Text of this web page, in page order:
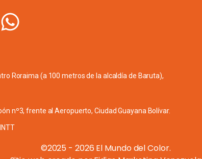
Roraima (a 100 metros de la alcaldía de Baruta),
nº3, frente al Aeropuerto, Ciudad Guayana Bolívar.
©2025 - 2026 El Mundo del Color.